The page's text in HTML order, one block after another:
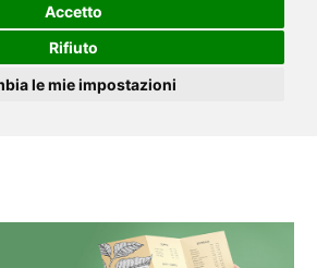
Accetto
Rifiuto
le mie impostazioni